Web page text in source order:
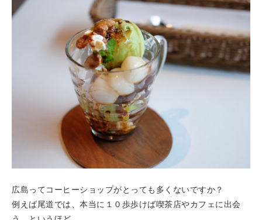
広島ってコーヒーショップがとっても多くないですか？
例えば尾道では、本当に１０歩歩けば喫茶店やカフェに出会